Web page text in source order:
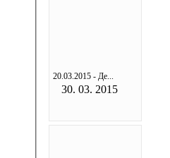
20.03.2015 - Де...
30. 03. 2015